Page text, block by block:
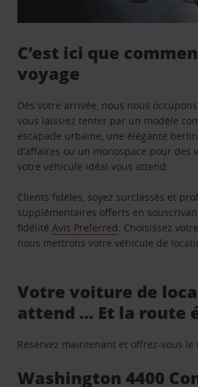
C’est ici que
voyage
Dès votre arrivée, nous nous
vous laissiez tenter par un modèle
escapade urbaine, une élégante
d’affaires ou un monospace pour des
votre véhicule idéal vous attend.
Clients fidèles, soyez surclassés et
supplémentaires offerts en
fidélitéAvis Preferred. Choisissez
nous mettrons votre véhicule de
Votre voiture de
attend … Et la route
Réservez maintenant et offrez-vous le
Washington 4400